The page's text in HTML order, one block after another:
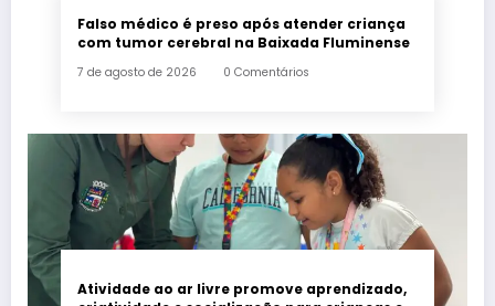
Falso médico é preso após atender criança
com tumor cerebral na Baixada Fluminense
7 de agosto de 2026 0 Comentários
Atividade ao ar livre promove aprendizado,